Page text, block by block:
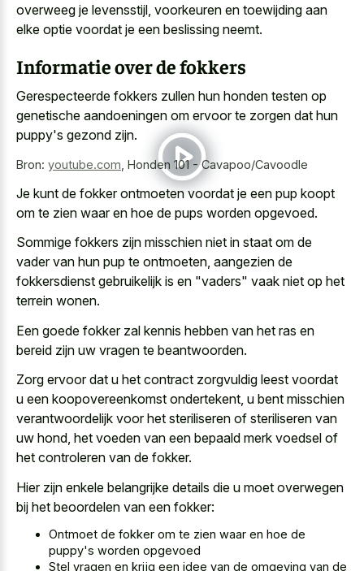
overweeg je levensstijl, voorkeuren en toewijding aan
elke optie voordat je een beslissing neemt.
Informatie over de fokkers
Gerespecteerde fokkers zullen hun honden testen op
genetische aandoeningen om ervoor te zorgen dat hun
puppy's gezond zijn.
Bron: youtube.com Honden 101 - Cavapoo/Cavoodle
Je kunt de fokker ontmoeten voordat je een pup koopt
om te zien waar en hoe de pups worden opgevoed.
Sommige fokkers zijn misschien niet in staat om de
vader van hun pup te ontmoeten, aangezien de
fokkersdienst gebruikelijk is en "vaders" vaak niet op het
terrein wonen.
Een goede fokker zal kennis hebben van het ras en
bereid zijn uw vragen te beantwoorden.
Zorg ervoor dat u het contract zorgvuldig leest voordat
u een koopovereenkomst ondertekent, u bent misschien
verantwoordelijk voor het steriliseren of steriliseren van
uw hond, het voeden van een bepaald merk voedsel of
het controleren van de fokker.
Hier zijn enkele belangrijke details die u moet overwegen
bij het beoordelen van een fokker:
Ontmoet de fokker om te zien waar en hoe de
puppy's worden opgevoed
Stel vragen en krijg een idee van de omgeving van de